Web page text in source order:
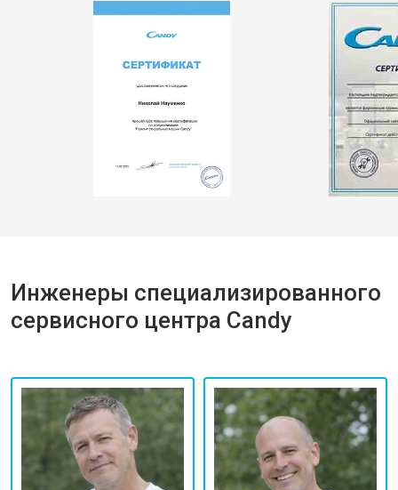
Инженеры специализированного
сервисного центра Candy